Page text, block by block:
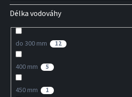
Délka vodováhy
do 300 mm 12
400 mm 5
450 mm 1